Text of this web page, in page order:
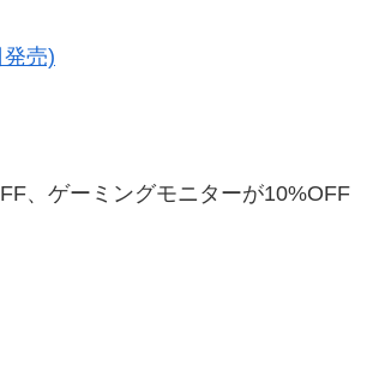
売)
、ゲーミングモニターが10%OFF